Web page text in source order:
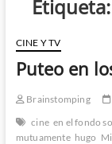
Etiqueta:
CINE Y TV
Puteo en
Brainstomping
cine en el fondo
mutuamente hugo